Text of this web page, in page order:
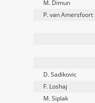
M. Dimun
P. van Amersfoort
D. Sadikovic
F. Loshaj
M. Siplak